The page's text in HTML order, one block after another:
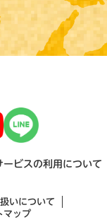
ビスの利用について
いについて
マップ